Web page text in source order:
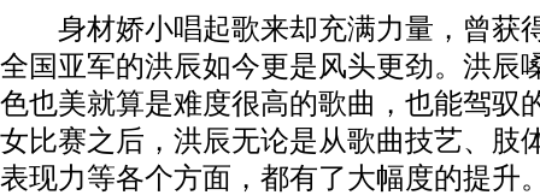
身材娇小唱起歌来却充满力量，曾获
全国亚军的洪辰如今更是风头更劲。洪辰
色也美就算是难度很高的歌曲，也能驾驭
女比赛之后，洪辰无论是从歌曲技艺、肢
表现力等各个方面，都有了大幅度的提升